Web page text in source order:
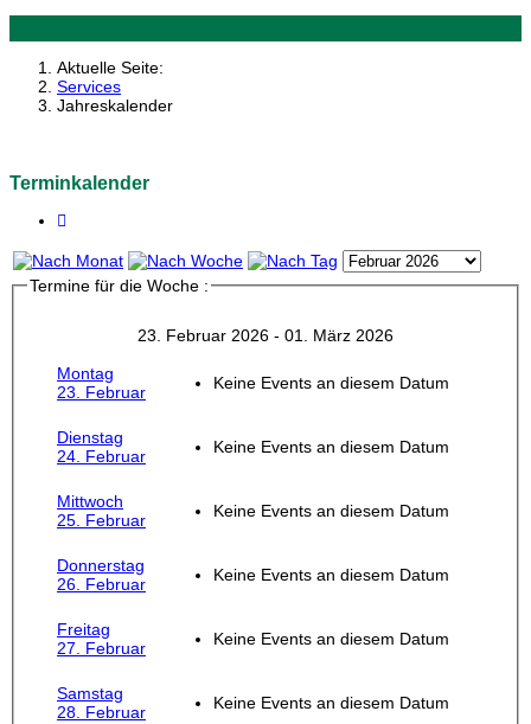
Aktuelle Seite:
Services
Jahreskalender
Terminkalender
Termine für die Woche :
23. Februar 2026 - 01. März 2026
Montag
23. Februar
Keine Events an diesem Datum
Dienstag
24. Februar
Keine Events an diesem Datum
Mittwoch
25. Februar
Keine Events an diesem Datum
Donnerstag
26. Februar
Keine Events an diesem Datum
Freitag
27. Februar
Keine Events an diesem Datum
Samstag
28. Februar
Keine Events an diesem Datum